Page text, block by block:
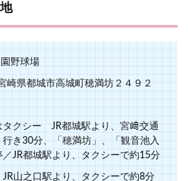
野球場
崎県都城市高城町穂満坊２４９２
タクシー JR都城駅より、宮﨑交通
き30分、「穂満坊」、「観音池入
JR都城駅より、タクシーで約15分
山之口駅より、タクシーで約8分